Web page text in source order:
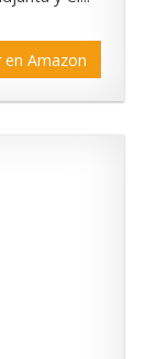
en Amazon